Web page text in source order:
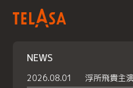
NEWS
2026.08.01